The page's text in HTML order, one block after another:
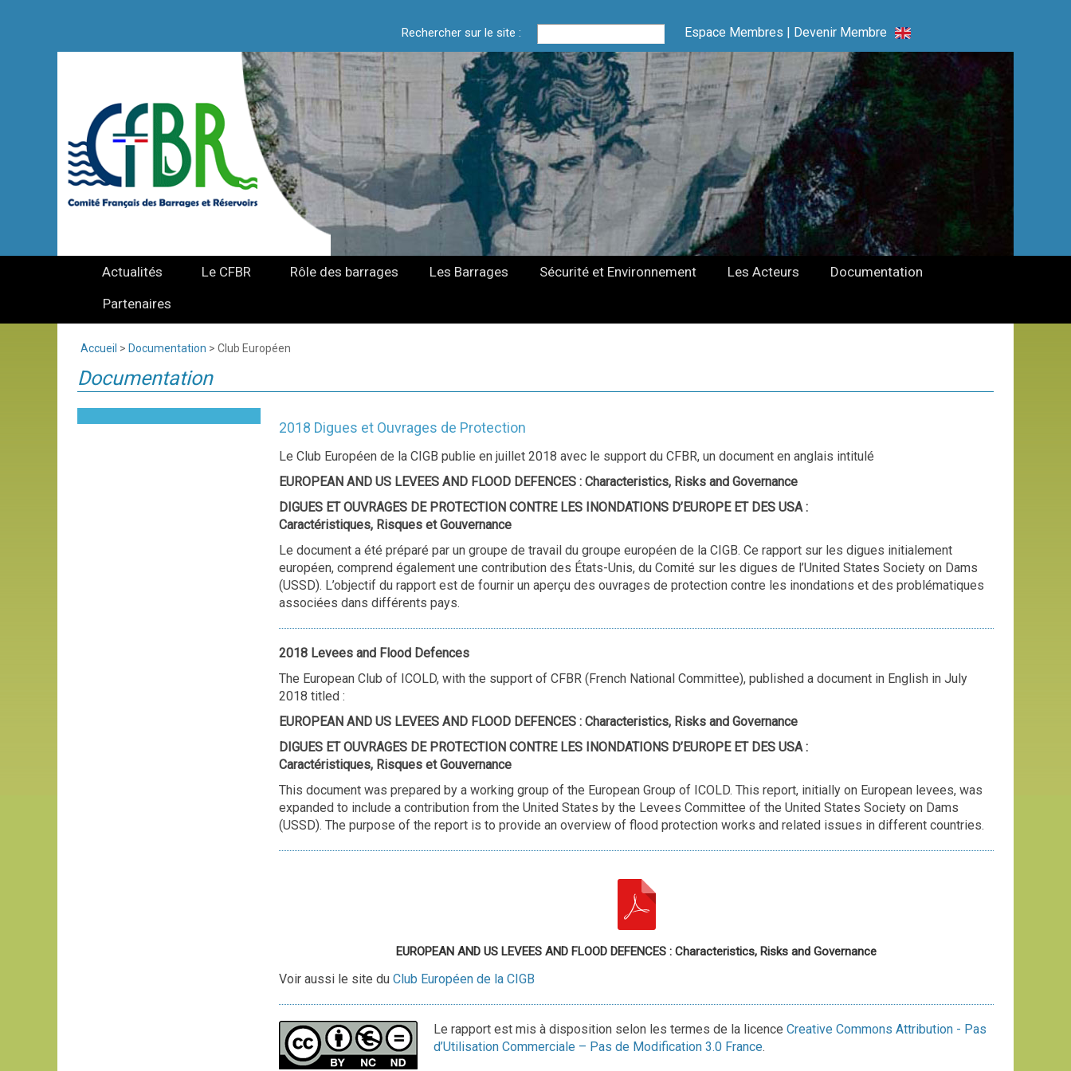
Rechercher sur le site : Espace Membres | Devenir Membre
Actualités Le CFBR Rôle des barrages Les Barrages Sécurité et Environnement Les Acteurs
Documentation
Partenaires
Accueil > Documentation > Club Européen
Documentation
2018 Digues et Ouvrages de Protection
Le Club Européen de la CIGB publie en juillet 2018 avec le support du CFBR, un document en anglais intitulé
EUROPEAN AND US LEVEES AND FLOOD DEFENCES : Characteristics, Risks and Governance
DIGUES ET OUVRAGES DE PROTECTION CONTRE LES INONDATIONS D’EUROPE ET DES USA :
Caractéristiques, Risques et Gouvernance
Le document a été préparé par un groupe de travail du groupe européen de la CIGB. Ce rapport sur les digues initialement
européen, comprend également une contribution des États-Unis, du Comité sur les digues de l’United States Society on Dams
(USSD). L’objectif du rapport est de fournir un aperçu des ouvrages de protection contre les inondations et des problématiques
associées dans différents pays.
2018 Levees and Flood Defences
The European Club of ICOLD, with the support of CFBR (French National Committee), published a document in English in July
2018 titled :
EUROPEAN AND US LEVEES AND FLOOD DEFENCES : Characteristics, Risks and Governance
DIGUES ET OUVRAGES DE PROTECTION CONTRE LES INONDATIONS D’EUROPE ET DES USA :
Caractéristiques, Risques et Gouvernance
This document was prepared by a working group of the European Group of ICOLD. This report, initially on European levees, was
expanded to include a contribution from the United States by the Levees Committee of the United States Society on Dams
(USSD). The purpose of the report is to provide an overview of flood protection works and related issues in different countries.
EUROPEAN AND US LEVEES AND FLOOD DEFENCES : Characteristics, Risks and Governance
Voir aussi le site du Club Européen de la CIGB
Le rapport est mis à disposition selon les termes de la licence Creative Commons Attribution - Pas
d’Utilisation Commerciale – Pas de Modification 3.0 France.